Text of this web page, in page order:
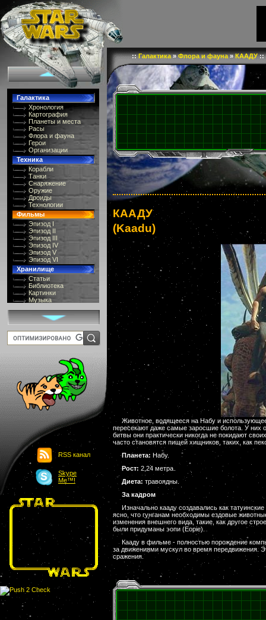
Галактика
Хронология
Картография
Планеты и места
Расы
Флора и фауна
Герои
Организации
Техника
Корабли
Танки
Снаряжение
Оружие
Дроиды
Технологии
Фильмы
Эпизод I
Эпизод II
Эпизод III
Эпизод IV
Эпизод V
Эпизод VI
Хранилище
Статьи
Библиотека
Картинки
Музыка
Терминология
Костюмы
Игры
8 bit
Юмор
Картинки-приколы
Download
Links
Обмен баннерами
О проекте
Обьявления
Чат
RSS канал
Skype
Me™!
::Галактика»Флора и фауна»КААДУ::
КААДУ
(Kaadu)
Животное, водящееся на Набу и
пересекают даже самые заросшие болота. У
битвы они практически никогда не покидают
часто становятся пищей хищников, таких, как
Планета: Набу.
Рост: 2,24 метра.
Диета: травоядны.
За кадром
Изначально кааду создавались как
ясно, что гунганам необходимы ездовые
изменения внешнего вида, такие, как другое
были придуманы эопи (Eopie).
Кааду в фильме - полностью порождение
за движениями мускул во время передвижения.
сражения.